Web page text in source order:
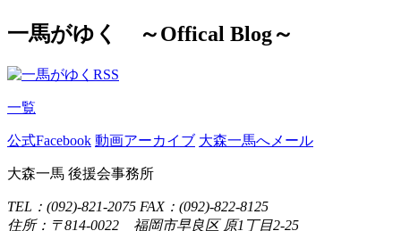
一馬がゆく ～Offical Blog～
一覧
公式Facebook 動画アーカイブ 大森一馬へメール
大森一馬 後援会事務所
TEL：(092)-821-2075 FAX：(092)-822-8125
住所：〒814-0022 福岡市早良区 原1丁目2-25